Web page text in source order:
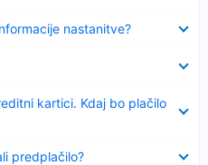
nastanitve?
kartici. Kdaj bo plačilo
predplačilo?